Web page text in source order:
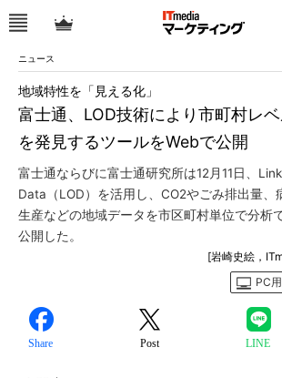
ニュース
富士通、LOD技術により市町村レ
を発見するツールをWebで公開
地域特性を「見える化」
富士通ならびに富士通研究所は12月11日、
Data（LOD）を活用し、CO2やごみ排出量、
生産などの地域データを市区町村単位で分析
公開した。
[岩崎史絵，
PC
Share Post LINE